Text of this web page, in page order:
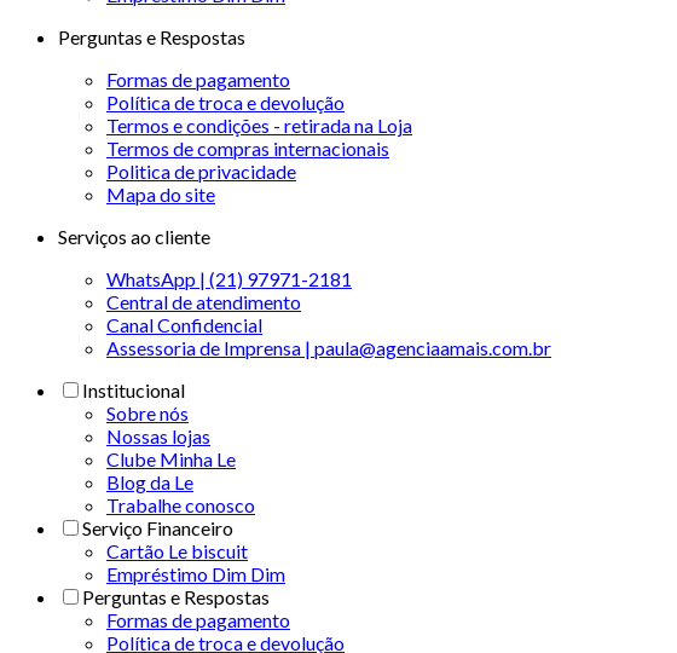
Perguntas e Respostas
Formas de pagamento
Política de troca e devolução
Termos e condições - retirada na Loja
Termos de compras internacionais
Politica de privacidade
Mapa do site
Serviços ao cliente
WhatsApp | (21) 97971-2181
Central de atendimento
Canal Confidencial
Assessoria de Imprensa | paula@agenciaamais.com.br
Institucional
Sobre nós
Nossas lojas
Clube Minha Le
Blog da Le
Trabalhe conosco
Serviço Financeiro
Cartão Le biscuit
Empréstimo Dim Dim
Perguntas e Respostas
Formas de pagamento
Política de troca e devolução